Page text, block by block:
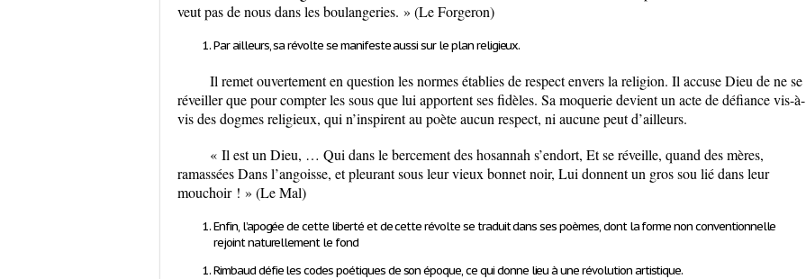
veut pas de nous dans les boulangeries. » (Le Forgeron)
Par ailleurs, sa révolte se manifeste aussi sur le plan religieux.
Il remet ouvertement en question les normes établies de respect envers la religion. Il accuse Dieu de ne se
réveiller que pour compter les sous que lui apportent ses fidèles. Sa moquerie devient un acte de défiance vis-à-
vis des dogmes religieux, qui n’inspirent au poète aucun respect, ni aucune peut d’ailleurs.
« Il est un Dieu, … Qui dans le bercement des hosannah s’endort, Et se réveille, quand des mères,
ramassées Dans l’angoisse, et pleurant sous leur vieux bonnet noir, Lui donnent un gros sou lié dans leur
mouchoir ! » (Le Mal)
Enfin, l’apogée de cette liberté et de cette révolte se traduit dans ses poèmes, dont la forme non conventionnelle
rejoint naturellement le fond
Rimbauddéfie les codes poétiques de son époque, ce qui donne lieu à unerévolution artistique.